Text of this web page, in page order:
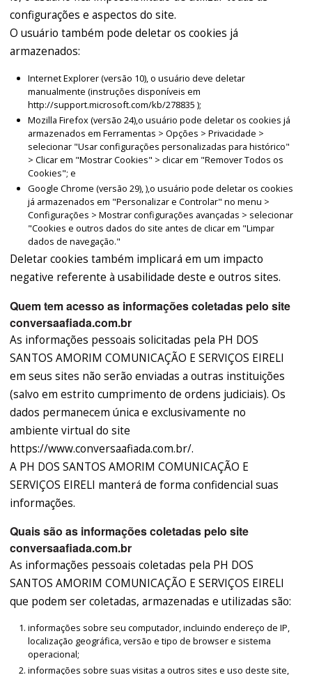
configurações e aspectos do site.
O usuário também pode deletar os cookies já
armazenados:
Internet Explorer (versão 10), o usuário deve deletar
manualmente (instruções disponíveis em
http://support.microsoft.com/kb/278835 );
Mozilla Firefox (versão 24),o usuário pode deletar os cookies já
armazenados em Ferramentas > Opções > Privacidade >
selecionar "Usar configurações personalizadas para histórico"
> Clicar em "Mostrar Cookies" > clicar em "Remover Todos os
Cookies"; e
Google Chrome (versão 29), ),o usuário pode deletar os cookies
já armazenados em "Personalizar e Controlar" no menu >
Configurações > Mostrar configurações avançadas > selecionar
"Cookies e outros dados do site antes de clicar em "Limpar
dados de navegação."
Deletar cookies também implicará em um impacto
negative referente à usabilidade deste e outros sites.
Quem tem acesso as informações coletadas pelo site
conversaafiada.com.br
As informações pessoais solicitadas pela PH DOS
SANTOS AMORIM COMUNICAÇÃO E SERVIÇOS EIRELI
em seus sites não serão enviadas a outras instituições
(salvo em estrito cumprimento de ordens judiciais). Os
dados permanecem única e exclusivamente no
ambiente virtual do site
https://www.conversaafiada.com.br/.
A PH DOS SANTOS AMORIM COMUNICAÇÃO E
SERVIÇOS EIRELI manterá de forma confidencial suas
informações.
Quais são as informações coletadas pelo site
conversaafiada.com.br
As informações pessoais coletadas pela PH DOS
SANTOS AMORIM COMUNICAÇÃO E SERVIÇOS EIRELI
que podem ser coletadas, armazenadas e utilizadas são:
informações sobre seu computador, incluindo endereço de IP,
localização geográfica, versão e tipo de browser e sistema
operacional;
informações sobre suas visitas a outros sites e uso deste site,